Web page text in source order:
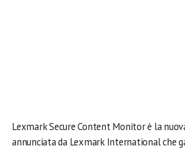
Lexmark Secure Content Monitor è la
annunciata da Lexmark International che